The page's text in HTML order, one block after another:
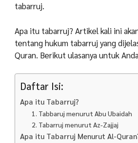
tabarruj.
Apa itu tabarruj? Artikel kali ini
tentang hukum tabarruj yang
Quran. Berikut ulasanya untuk
Daftar Isi:
Apa itu Tabarruj?
1. Tabbaruj menurut Abu Ubaidah
2. Tabarruj menurut Az-Zajjaj
Apa itu Tabarruj Menurut Al-